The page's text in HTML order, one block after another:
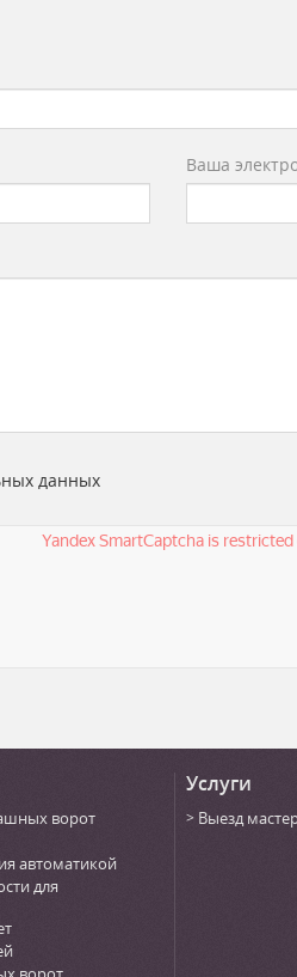
Ваша
данных
ворот
автоматикой
для
Услуги
Выезд